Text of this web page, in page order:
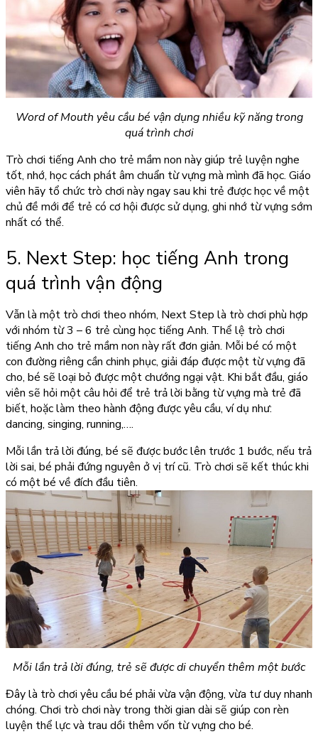
Word of Mouth yêu cầu bé vận dụng nhiều kỹ năng trong
quá trình chơi
Trò chơi tiếng Anh cho trẻ mầm non này giúp trẻ luyện nghe
tốt, nhớ, học cách phát âm chuẩn từ vựng mà mình đã học. Giáo
viên hãy tổ chức trò chơi này ngay sau khi trẻ được học về một
chủ đề mới để trẻ có cơ hội được sử dụng, ghi nhớ từ vựng sớm
nhất có thể.
5. Next Step: học tiếng Anh trong
quá trình vận động
Vẫn là một trò chơi theo nhóm, Next Step là trò chơi phù hợp
với nhóm từ 3 – 6 trẻ cùng học tiếng Anh. Thể lệ trò chơi
tiếng Anh cho trẻ mầm non này rất đơn giản. Mỗi bé có một
con đường riêng cần chinh phục, giải đáp được một từ vựng đã
cho, bé sẽ loại bỏ được một chướng ngại vật. Khi bắt đầu, giáo
viên sẽ hỏi một câu hỏi để trẻ trả lời bằng từ vựng mà trẻ đã
biết, hoặc làm theo hành động được yêu cầu, ví dụ như:
dancing, singing, running,….
Mỗi lần trả lời đúng, bé sẽ được bước lên trước 1 bước, nếu trả
lời sai, bé phải đứng nguyên ở vị trí cũ. Trò chơi sẽ kết thúc khi
có một bé về đích đầu tiên.
Mỗi lần trả lời đúng, trẻ sẽ được di chuyển thêm một bước
Đây là trò chơi yêu cầu bé phải vừa vận động, vừa tư duy nhanh
chóng. Chơi trò chơi này trong thời gian dài sẽ giúp con rèn
luyện thể lực và trau dồi thêm vốn từ vựng cho bé.